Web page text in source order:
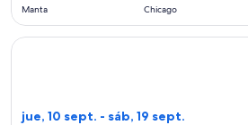
Manta Chicago
jue, 10 sept. - sáb, 19 sept.
Seleccionar vuelo de LATAM